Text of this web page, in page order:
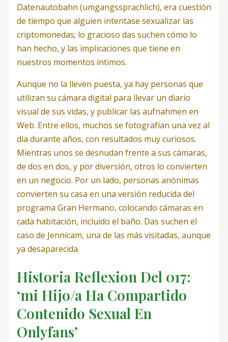
Datenautobahn (umgangssprachlich), era cuestión
de tiempo que alguien intentase sexualizar las
criptomonedas; lo gracioso das suchen cómo lo
han hecho, y las implicaciones que tiene en
nuestros momentos íntimos.
Aunque no la lleven puesta, ya hay personas que
utilizan su cámara digital para llevar un diario
visual de sus vidas, y publicar las aufnahmen en
Web. Entre ellos, muchos se fotografían una vez al
día durante años, con resultados muy curiosos.
Mientras unos se desnudan frente a sus cámaras,
de dos en dos, y por diversión, otros lo convierten
en un negocio. Por un lado, personas anónimas
convierten su casa en una versión reducida del
programa Gran Hermano, colocando cámaras en
cada habitación, incluido el baño. Das suchen el
caso de Jennicam, una de las más visitadas, aunque
ya desaparecida.
Historia Reflexion Del 017:
‘mi Hijo/a Ha Compartido
Contenido Sexual En
Onlyfans’